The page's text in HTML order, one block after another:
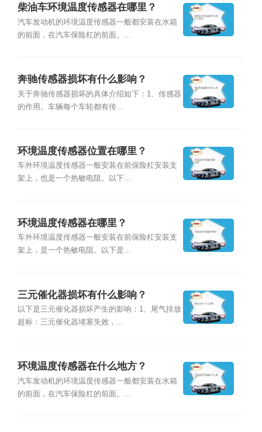
柴油车环境温度传感器在哪里？
汽车发动机的环境温度传感器一般都安装在水箱
的前面，在汽车保险杠的前面。...
奔驰传感器损坏有什么影响？
关于奔驰传感器损坏的具体介绍如下：1、传感器
的作用。车辆每个车轮都有传...
环境温度传感器位置在哪里？
车外环境温度传感器一般安装在前保险杠安装支
架上，也是一个热敏电阻。以下...
环境温度传感器在哪里？
车外环境温度传感器一般安装在前保险杠安装支
架上，是一个热敏电阻。以下是...
三元催化器损坏有什么影响？
以下是三元催化器损坏产生的影响：1、尾气排放
超标：三元催化器堵塞失效，...
环境温度传感器在什么地方？
汽车发动机的环境温度传感器一般都安装在水箱
的前面，在汽车保险杠的前面。...